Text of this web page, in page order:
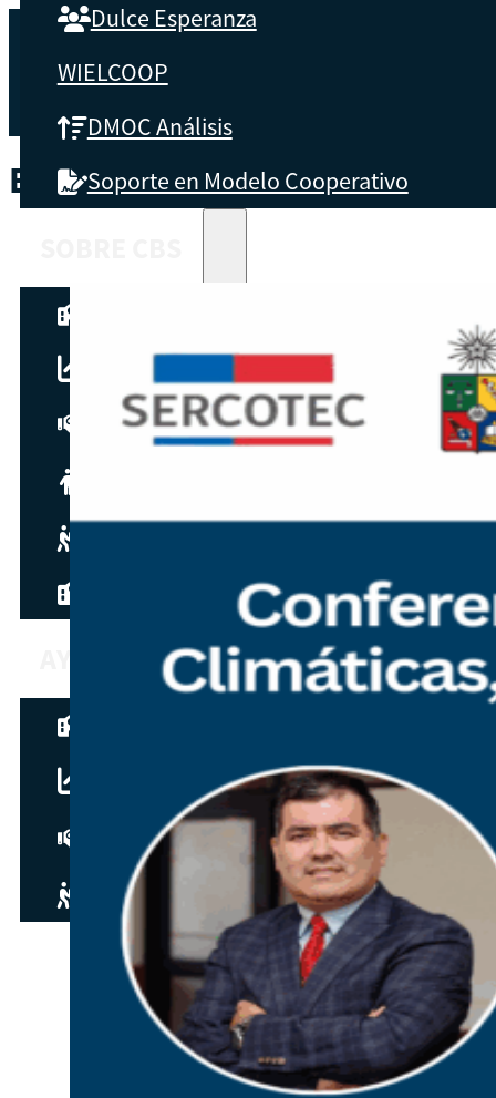
Dulce Esperanza
WIELCOOP
DMOC Análisis
Soporte en Modelo Cooperativo
Resultados clave
Testimonios
Recursos para estudiantes pronto
Guía del instructor pronto
Contacto
ETIQUETA:ODSCERO